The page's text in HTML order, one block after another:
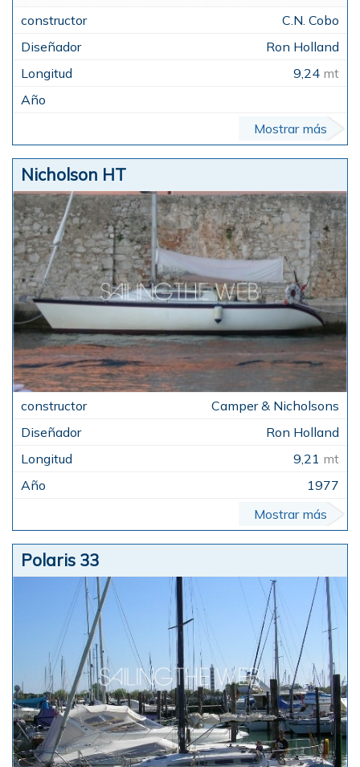
C.N. Cobo
Ron Holland
9,24 mt
Mostrar más
Nicholson HT
Camper & Nicholsons
Ron Holland
9,21 mt
1977
Mostrar más
Polaris 33